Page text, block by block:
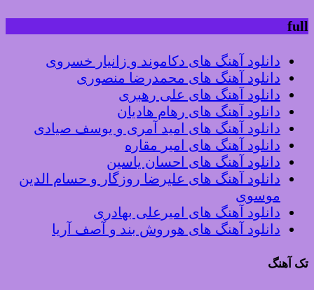
full
دانلود آهنگ های دکاموند و زانیار خسروی
دانلود آهنگ های محمدرضا منصوری
دانلود آهنگ های علی رهبری
دانلود آهنگ های رهام هادیان
دانلود آهنگ های امید آمری و یوسف صیادی
دانلود آهنگ های امیر مقاره
دانلود آهنگ های احسان یاسین
دانلود آهنگ های علیرضا روزگار و حسام الدین
موسوی
دانلود آهنگ های امیرعلی بهادری
دانلود آهنگ های هوروش بند و آصف آریا
تک آهنگ